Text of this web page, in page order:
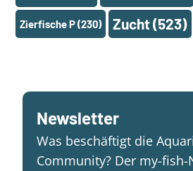
Zierfische P(230) Zucht(523)
Newsletter
Was beschäftigt die
Community? Der my-